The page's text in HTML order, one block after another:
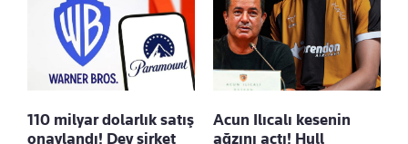
110 milyar dolarlık satış
onaylandı! Dev şirket
Acun Ilıcalı kesenin
ağzını açtı! Hull